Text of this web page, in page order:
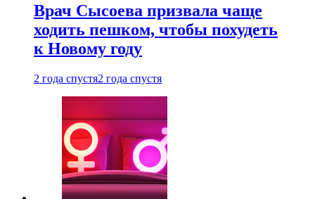
Врач Сысоева призвала чаще
ходить пешком, чтобы похудеть
к Новому году
2 года спустя2 года спустя